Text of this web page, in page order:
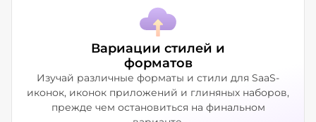
Вариации стилей и
форматов
Изучай различные форматы и стили для SaaS-
иконок, иконок приложений и глиняных наборов,
прежде чем остановиться на финальном